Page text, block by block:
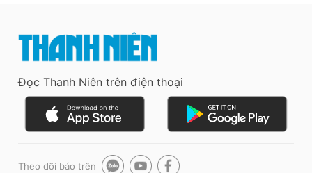
Đọc Thanh Niên trên điện thoại
Theo dõi báo trên